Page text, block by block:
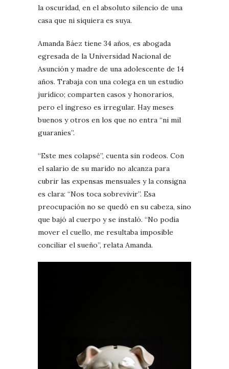
la oscuridad, en el absoluto silencio de una
casa que ni siquiera es suya.
Amanda Báez tiene 34 años, es abogada
egresada de la Universidad Nacional de
Asunción y madre de una adolescente de 14
años. Trabaja con una colega en un estudio
jurídico; comparten casos y honorarios,
pero el ingreso es irregular. Hay meses
buenos y otros en los que no entra “ni mil
guaraníes”.
“Este mes colapsé”, cuenta sin rodeos. Con
el salario de su marido no alcanza para
cubrir las expensas mensuales y la consigna
es clara: “Nos toca sobrevivir”. Esa
preocupación no se quedó en su cabeza, sino
que bajó al cuerpo y se instaló. “No podía
mover el cuello, me resultaba imposible
conciliar el sueño”, relata Amanda.